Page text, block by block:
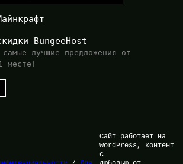
BungeeHost
лучшие предложения от
месте!
Сайт работает на
WordPress, контент
с